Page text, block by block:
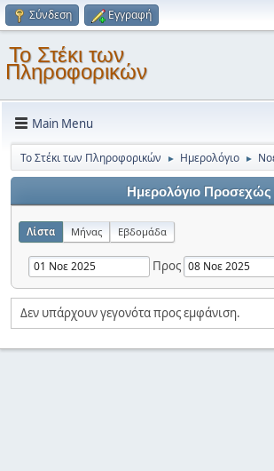
Σύνδεση Εγγραφή
Το Στέκι των
Πληροφορικών
Main Menu
Το Στέκι των Πληροφορικών ► Ημερολόγιο ►
Ημερολόγιο Προσεχώς
Λίστα Μήνας Εβδομάδα
Προς
Δεν υπάρχουν γεγονότα προς εμφάνιση.